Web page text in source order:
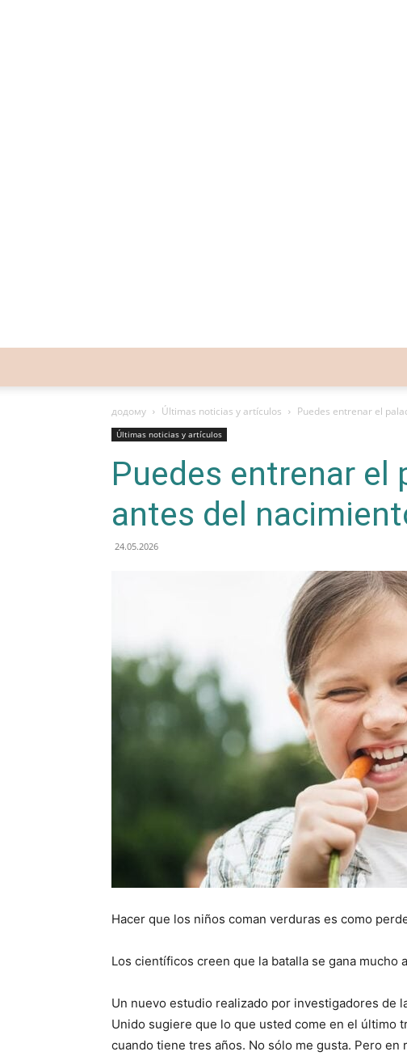
додому Últimas noticias y artículos Puedes entrenar el
Últimas noticias y artículos
Puedes entrenar el
antes del
24.05.2026
Hacer que los niños coman verduras es como
Los científicos creen que la batalla se gana mucho
Un nuevo estudio realizado por investigadores de
Unido sugiere que lo que usted come en el último
cuando tiene tres años. No sólo me gusta. Pero en